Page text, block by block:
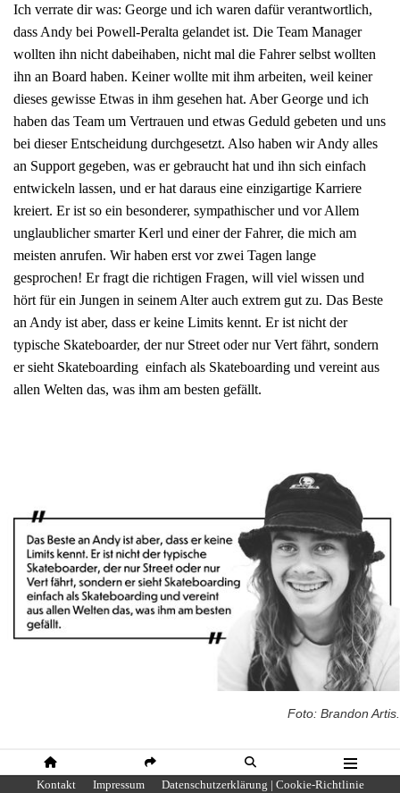
HOME SHARE SUCHE MENÜ
Ich verrate dir was: George und ich waren dafür verantwortlich,
dass Andy bei Powell-Peralta gelandet ist. Die Team Manager
wollten ihn nicht dabeihaben, nicht mal die Fahrer selbst wollten
ihn an Board haben. Keiner wollte mit ihm arbeiten, weil keiner
dieses gewisse Etwas in ihm gesehen hat. Aber George und ich
haben das Team um Vertrauen und etwas Geduld gebeten und uns
bei dieser Entscheidung durchgesetzt. Also haben wir Andy alles
an Support gegeben, was er gebraucht hat und ihn sich einfach
entwickeln lassen, und er hat daraus eine einzigartige Karriere
kreiert. Er ist so ein besonderer, sympathischer und vor Allem
unglaublicher smarter Kerl und einer der Fahrer, die mich am
meisten anrufen. Wir haben erst vor zwei Tagen lange
gesprochen! Er fragt die richtigen Fragen, will viel wissen und
hört für ein Jungen in seinem Alter auch extrem gut zu. Das Beste
an Andy ist aber, dass er keine Limits kennt. Er ist nicht der
typische Skateboarder, der nur Street oder nur Vert fährt, sondern
er sieht Skateboarding einfach als Skateboarding und vereint aus
allen Welten das, was ihm am besten gefällt.
Foto: Brandon Artis.
Kontakt Impressum Datenschutzerklärung | Cookie-Richtlinie